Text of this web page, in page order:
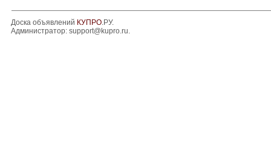
Доска объявлений КУПРО.РУ.
Администратор: support@kupro.ru.